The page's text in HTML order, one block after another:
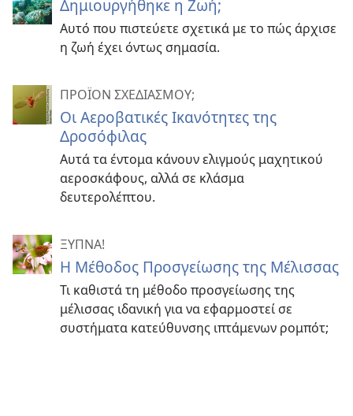
Δημιουργήθηκε η Ζωή;
Αυτό που πιστεύετε σχετικά με το πώς άρχισε
η ζωή έχει όντως σημασία.
ΠΡΟΪΟΝ ΣΧΕΔΙΑΣΜΟΥ;
Οι Αεροβατικές Ικανότητες της
Δροσόφιλας
Αυτά τα έντομα κάνουν ελιγμούς μαχητικού
αεροσκάφους, αλλά σε κλάσμα
δευτερολέπτου.
ΞΥΠΝΑ!
Η Μέθοδος Προσγείωσης της Μέλισσας
Τι καθιστά τη μέθοδο προσγείωσης της
μέλισσας ιδανική για να εφαρμοστεί σε
συστήματα κατεύθυνσης ιπτάμενων ρομπότ;